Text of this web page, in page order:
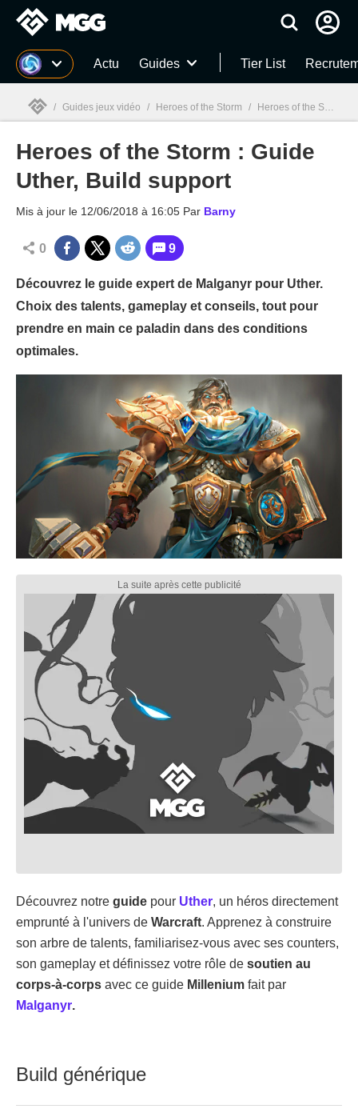
MGG Actu Guides Tier List
MGG
/ Guides jeux vidéo / Heroes of the Storm / Heroes of the Storm : Guide Uther, Build support
Heroes of the Storm : Guide
Uther, Build support
Mis à jour le 12/06/2018 à 16:05 Par Barny
0 9
Découvrez le guide expert de Malganyr pour Uther.
Choix des talents, gameplay et conseils, tout pour
prendre en main ce paladin dans des conditions
optimales.
Découvrez notre guide pour Uther, un héros directement
emprunté à l'univers de Warcraft. Apprenez à construire
son arbre de talents, familiarisez-vous avec ses counters,
son gameplay et définissez votre rôle de soutien au
corps-à-corps avec ce guide Millenium fait par
Malganyr.
Build générique